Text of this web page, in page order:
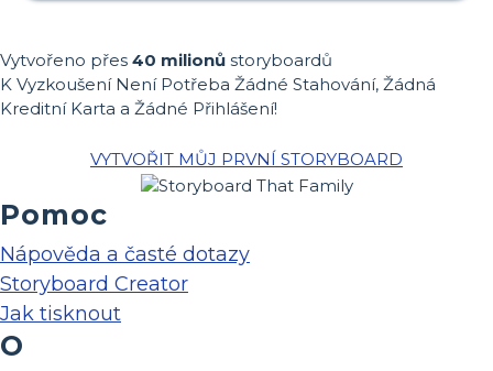
Vytvořeno přes 40 milionů storyboardů
K Vyzkoušení Není Potřeba Žádné Stahování, Žádná
Kreditní Karta a Žádné Přihlášení!
VYTVOŘIT MŮJ PRVNÍ STORYBOARD
Pomoc
Nápověda a časté dotazy
Storyboard Creator
Jak tisknout
O